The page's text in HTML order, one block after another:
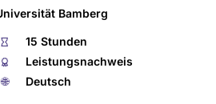
Bamberg
⏱
15 Stunden
🏅︎
Leistungsnachweis
🌐︎
Deutsch